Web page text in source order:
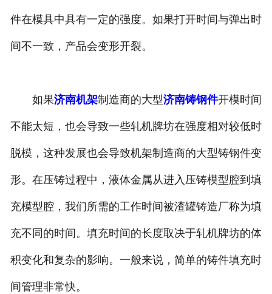
件在模具中具有一定的强度。如果打开时间与弹出时
间不一致，产品会变形开裂。
如果济南机架制造商的大型济南铸钢件开模时间
不能太短，也会导致一些轧机牌坊在强度相对较低时
脱模，这种发展也会导致机架制造商的大型铸钢件变
形。在压铸过程中，液体金属从进入压铸模型腔到填
充模型腔，我们所需的工作时间被渣罐铸造厂称为填
充不同的时间。填充时间的长度取决于轧机牌坊的体
积变化和复杂的影响。一般来说，简单的铸件填充时
间管理非常快。